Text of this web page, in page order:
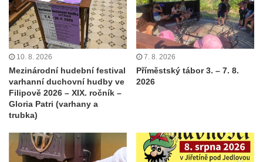
10. 8. 2026
Mezinárodní hudební festival
varhanní duchovní hudby ve
Filipově 2026 – XIX. ročník –
Gloria Patri (varhany a
trubka)
7. 8. 2026
Příměstský tábor 3. – 7. 8.
2026